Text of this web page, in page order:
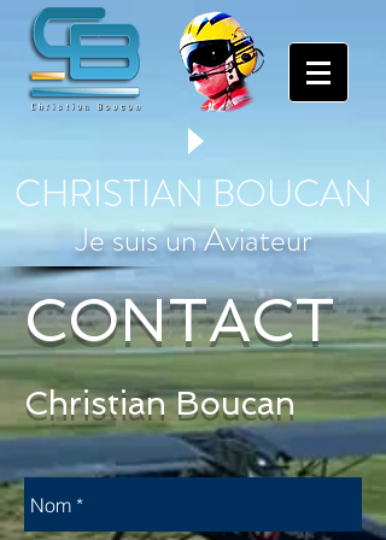
CHRISTIAN BOUCAN
Je suis un Aviateur
CONTACT
Christian Boucan